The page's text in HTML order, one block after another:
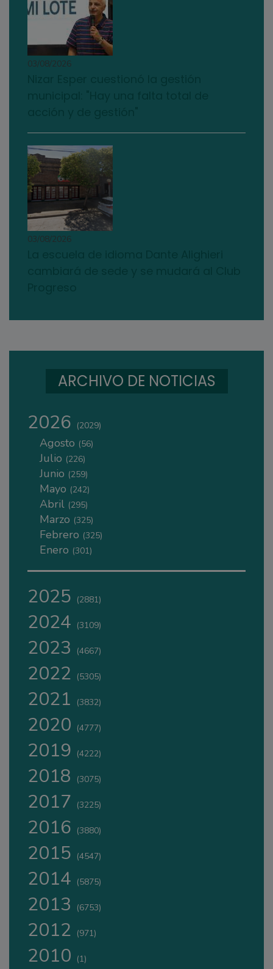
03/08/2026
03/08/2026
ARCHIVO DE NOTICIAS
2026 (2029)
Agosto (56)
Julio (226)
Junio (259)
Mayo (242)
Abril (295)
Marzo (325)
Febrero (325)
Enero (301)
2025 (2881)
2024 (3109)
2023 (4667)
2022 (5305)
2021 (3832)
2020 (4777)
2019 (4222)
2018 (3075)
2017 (3225)
2016 (3880)
2015 (4547)
2014 (5875)
2013 (6753)
2012 (971)
2010 (1)